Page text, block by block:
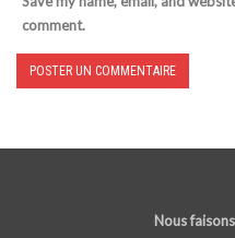
comment.
Nous